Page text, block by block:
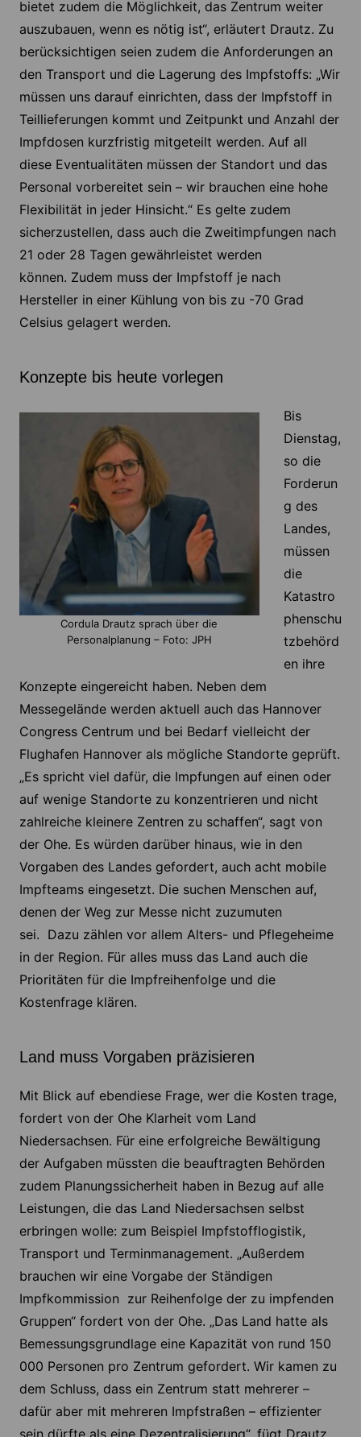
bietet zudem die Möglichkeit, das Zentrum weiter
auszubauen, wenn es nötig ist“, erläutert Drautz. Zu
berücksichtigen seien zudem die Anforderungen an
den Transport und die Lagerung des Impfstoffs: „Wir
müssen uns darauf einrichten, dass der Impfstoff in
Teillieferungen kommt und Zeitpunkt und Anzahl der
Impfdosen kurzfristig mitgeteilt werden. Auf all
diese Eventualitäten müssen der Standort und das
Personal vorbereitet sein – wir brauchen eine hohe
Flexibilität in jeder Hinsicht.“ Es gelte zudem
sicherzustellen, dass auch die Zweitimpfungen nach
21 oder 28 Tagen gewährleistet werden
können. Zudem muss der Impfstoff je nach
Hersteller in einer Kühlung von bis zu -70 Grad
Celsius gelagert werden.
Konzepte bis heute vorlegen
Cordula Drautz sprach über die
Personalplanung – Foto: JPH
Bis
Dienstag,
so die
Forderun
g des
Landes,
müssen
die
Katastro
phenschu
tzbehörd
en ihre
Konzepte eingereicht haben. Neben dem
Messegelände werden aktuell auch das Hannover
Congress Centrum und bei Bedarf vielleicht der
Flughafen Hannover als mögliche Standorte geprüft.
„Es spricht viel dafür, die Impfungen auf einen oder
auf wenige Standorte zu konzentrieren und nicht
zahlreiche kleinere Zentren zu schaffen“, sagt von
der Ohe. Es würden darüber hinaus, wie in den
Vorgaben des Landes gefordert, auch acht mobile
Impfteams eingesetzt. Die suchen Menschen auf,
denen der Weg zur Messe nicht zuzumuten
sei. Dazu zählen vor allem Alters- und Pflegeheime
in der Region. Für alles muss das Land auch die
Prioritäten für die Impfreihenfolge und die
Kostenfrage klären.
Land muss Vorgaben präzisieren
Mit Blick auf ebendiese Frage, wer die Kosten trage,
fordert von der Ohe Klarheit vom Land
Niedersachsen. Für eine erfolgreiche Bewältigung
der Aufgaben müssten die beauftragten Behörden
zudem Planungssicherheit haben in Bezug auf alle
Leistungen, die das Land Niedersachsen selbst
erbringen wolle: zum Beispiel Impfstofflogistik,
Transport und Terminmanagement. „Außerdem
brauchen wir eine Vorgabe der Ständigen
Impfkommission zur Reihenfolge der zu impfenden
Gruppen“ fordert von der Ohe. „Das Land hatte als
Bemessungsgrundlage eine Kapazität von rund 150
000 Personen pro Zentrum gefordert. Wir kamen zu
dem Schluss, dass ein Zentrum statt mehrerer –
dafür aber mit mehreren Impfstraßen – effizienter